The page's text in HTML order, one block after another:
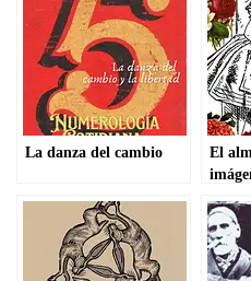
La danza del cambio
El